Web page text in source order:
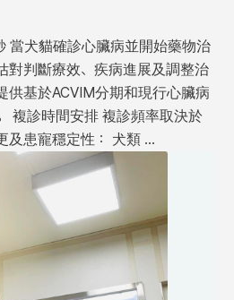
當犬貓確診心臟病並開始藥物治
對判斷療效、疾病進展及調整治
供基於ACVIM分期和現行心臟病
複診時間安排 複診頻率取決於
及患寵穩定性： 犬類 …